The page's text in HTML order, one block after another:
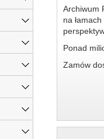
Archiwum
na
Ponad
Zamów